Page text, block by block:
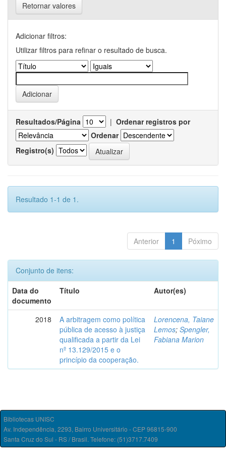
Retornar valores
Adicionar filtros:
Utilizar filtros para refinar o resultado de busca.
Resultados/Página | Ordenar registros por
Ordenar
Registro(s)
Resultado 1-1 de 1.
Anterior 1 Póximo
Conjunto de itens:
Data do
documento
Título Autor(es)
2018
A arbitragem como política
pública de acesso à justiça
qualificada a partir da Lei
nº 13.129/2015 e o
princípio da cooperação.
Lorencena, Taiane
Lemos; Spengler,
Fabiana Marion
Bibliotecas UNISC
Av. Independência, 2293, Bairro Universitário - CEP 96815-900
Santa Cruz do Sul - RS / Brasil. Telefone: (51)3717.7409